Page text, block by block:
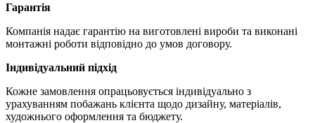
Гарантія
Компанія надає гарантію на виготовлені вироби та виконані
монтажні роботи відповідно до умов договору.
Індивідуальний підхід
Кожне замовлення опрацьовується індивідуально з
урахуванням побажань клієнта щодо дизайну, матеріалів,
художнього оформлення та бюджету.